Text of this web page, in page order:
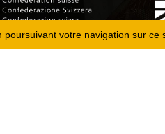
poursuivant votre navigation sur ce